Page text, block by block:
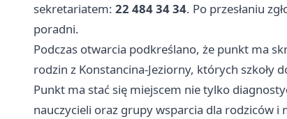
sekretariatem: 22 484 34 34. Po przesłaniu
poradni.
Podczas otwarcia podkreślano, że punkt ma
rodzin z Konstancina-Jeziorny, których szkoły
Punkt ma stać się miejscem nie tylko
nauczycieli oraz grupy wsparcia dla rodziców i